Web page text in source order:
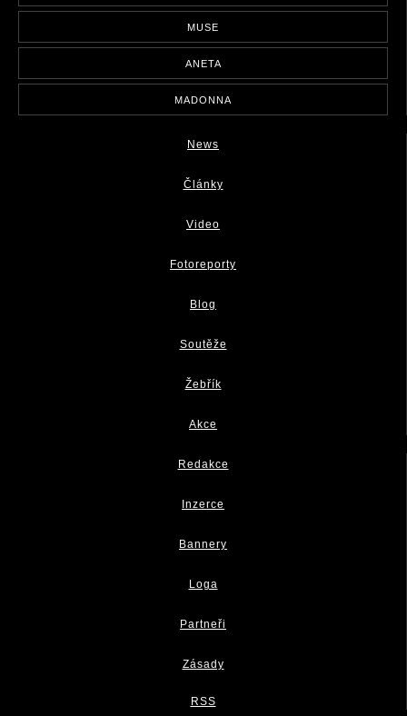
MUSE
ANETA
MADONNA
News
Články
Video
Fotoreporty
Blog
Soutěže
Žebřík
Akce
Redakce
Inzerce
Bannery
Loga
Partneři
Zásady
RSS